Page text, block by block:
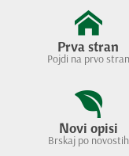
Prva stran
Pojdi na prvo stran
Novi opisi
Brskaj po novostih